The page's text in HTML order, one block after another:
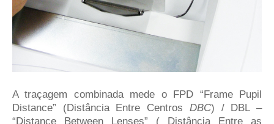
A traçagem combinada mede o FPD “ Frame Pupil
Distance” (Distância Entre Centros DBC) / DBL –
“Distance Between Lenses” ( Distância Entre as